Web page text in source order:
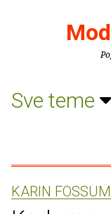
Sve teme
KARIN FOSSUM